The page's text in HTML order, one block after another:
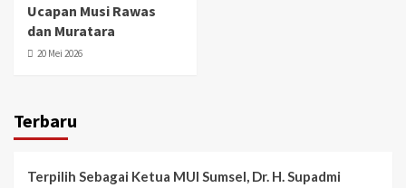
Ucapan Musi Rawas
dan Muratara
20 Mei 2026
Terbaru
Terpilih Sebagai Ketua MUI Sumsel, Dr. H. Supadmi